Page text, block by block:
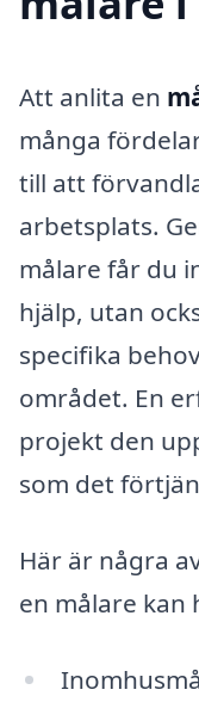
Att anlita en
många
till att
arbetsplats.
målare får du
hjälp, utan
specifika
området. En
projekt den
som det
Här är några
en målare kan